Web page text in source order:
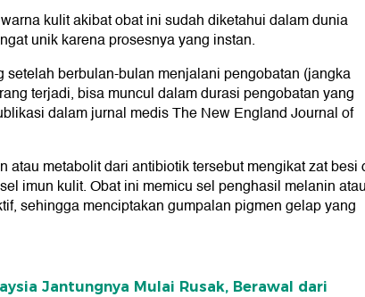
kulit akibat obat ini sudah diketahui dalam dunia
unik karena prosesnya yang instan.
berbulan-bulan menjalani pengobatan (jangka
terjadi, bisa muncul dalam durasi pengobatan yang
dalam jurnal medis The New England Journal of
atau metabolit dari antibiotik tersebut mengikat zat besi
imun kulit. Obat ini memicu sel penghasil melanin atau
sehingga menciptakan gumpalan pigmen gelap yang
Jantungnya Mulai Rusak, Berawal dari